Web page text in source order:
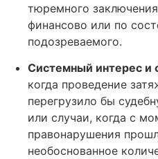
тюремного
финансово или по
подозреваемого.
Системный интерес и
когда проведение
перегрузило бы
или случаи, когда с
правонарушения
необоснованное